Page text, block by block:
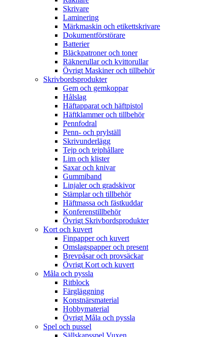
Skrivare
Laminering
Märkmaskin och etikettskrivare
Dokumentförstörare
Batterier
Bläckpatroner och toner
Räknerullar och kvittorullar
Övrigt Maskiner och tillbehör
Skrivbordsprodukter
Gem och gemkoppar
Hålslag
Häftapparat och häftpistol
Häftklammer och tillbehör
Pennfodral
Penn- och prylställ
Skrivunderlägg
Tejp och tejphållare
Lim och klister
Saxar och knivar
Gummiband
Linjaler och gradskivor
Stämplar och tillbehör
Häftmassa och fästkuddar
Konferenstillbehör
Övrigt Skrivbordsprodukter
Kort och kuvert
Finpapper och kuvert
Omslagspapper och present
Brevpåsar och provsäckar
Övrigt Kort och kuvert
Måla och pyssla
Ritblock
Färgläggning
Konstnärsmaterial
Hobbymaterial
Övrigt Måla och pyssla
Spel och pussel
Sällskapsspel Vuxen